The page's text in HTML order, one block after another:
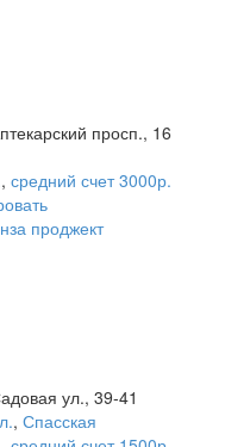
просп., 16
, средний счет 3000р.
проджект
ул., 39-41
, Спасская